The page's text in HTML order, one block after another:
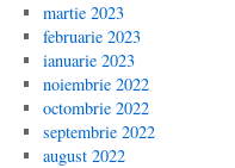
martie 2023
februarie 2023
ianuarie 2023
noiembrie 2022
octombrie 2022
septembrie 2022
august 2022